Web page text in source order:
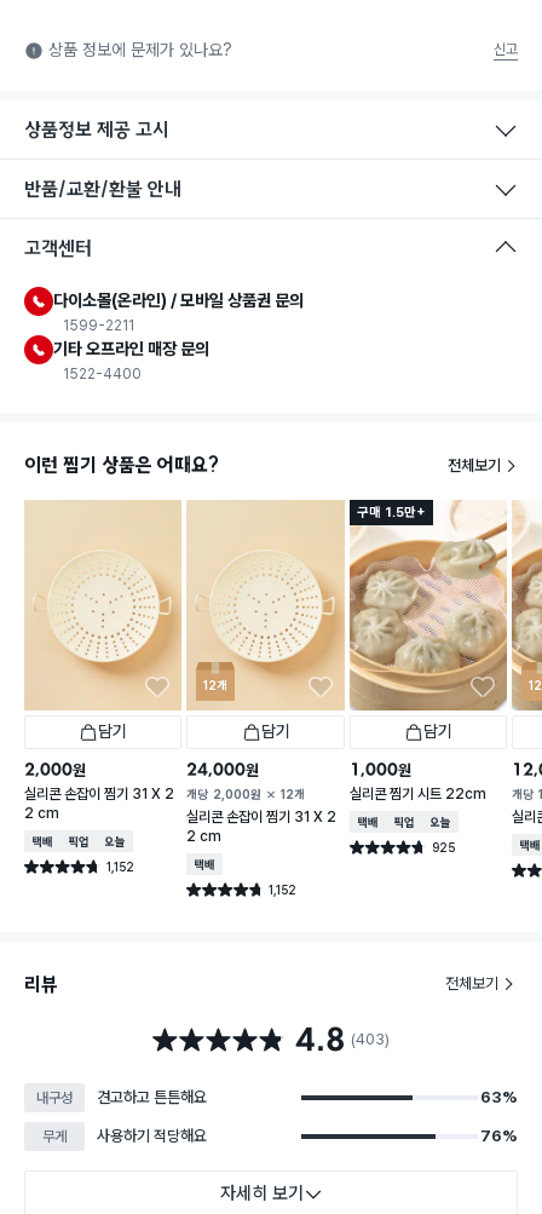
식품용 기구: 식품위생법에서 정한 규격에 따라 제조되어 식품 또
는 식품첨가물에 사용할 수 있는 식품용기구라는 표시입니다.
상품 정보에 문제가 있나요? 신고
상품정보 제공 고시
반품/교환/환불 안내
고객센터
다이소몰(온라인) / 모바일 상품권 문의
1599-2211
기타 오프라인 매장 문의
1522-4400
이런 찜기 상품은 어때요? 전체보기
담기
2,000원
실리콘 손잡이 찜기 31 X 2
2 cm
택배배송매장픽업오늘배송
별점 4.7점 1,152
건 작성
12개
담기
24,000원
개당 2,000원 12개
실리콘 손잡이 찜기 31 X 2
2 cm
택배배송
별점 4.7점 1,152
건 작성
구매 1.5만+
담기
1,000원
실리콘 찜기 시트 22cm
택배배송매장픽업오늘배송
별점 4.7점 925
건 작성
개당
실리
택배
별점
리뷰 전체보기
별점 4.8점 4.8 (403)
내구성 견고하고 튼튼해요 63%
무게 사용하기 적당해요 76%
자세히 보기